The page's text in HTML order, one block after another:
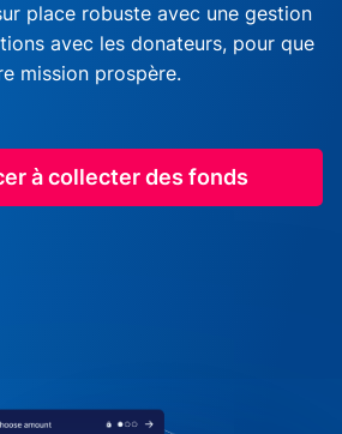
place robuste avec une gestion
avec les donateurs, pour que
mission prospère.
à collecter des fonds